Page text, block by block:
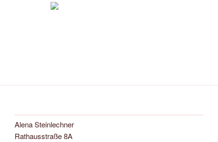
Alena Steinlechner
Rathausstraße 8A